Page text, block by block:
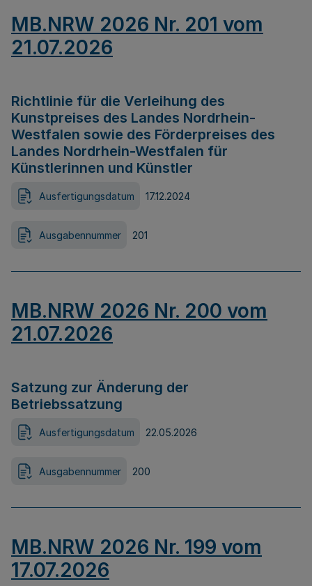
MB.NRW 2026 Nr. 201 vom
21.07.2026
Richtlinie für die Verleihung des
Kunstpreises des Landes Nordrhein-
Westfalen sowie des Förderpreises des
Landes Nordrhein-Westfalen für
Künstlerinnen und Künstler
Ausfertigungsdatum 17.12.2024
Ausgabennummer 201
MB.NRW 2026 Nr. 200 vom
21.07.2026
Satzung zur Änderung der
Betriebssatzung
Ausfertigungsdatum 22.05.2026
Ausgabennummer 200
MB.NRW 2026 Nr. 199 vom
17.07.2026